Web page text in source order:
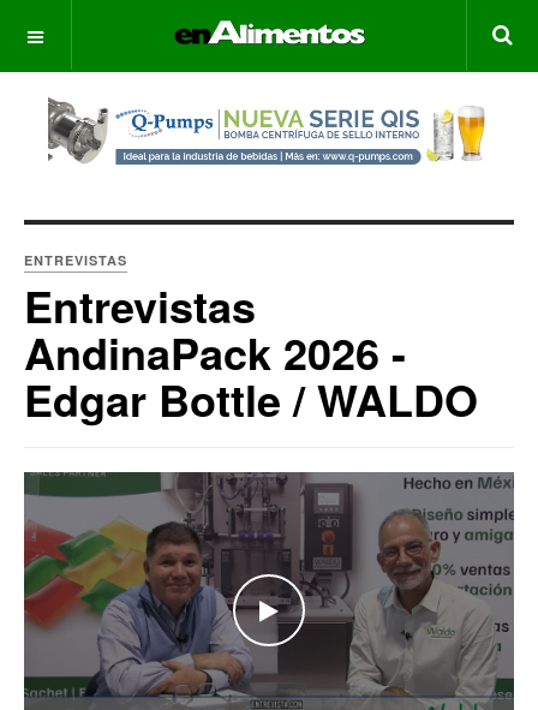
OFF CANVAS
ENTREVISTAS
Entrevistas
AndinaPack 2026 -
Edgar Bottle / WALDO
WATCH THE VIDEO